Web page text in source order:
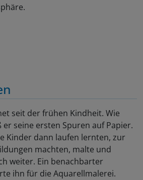
seit der frühen Kindheit. Wie
seine ersten Spuren auf Papier.
Kinder dann laufen lernten, zur
machten, malte und
weiter. Ein benachbarter
ihn für die Aquarellmalerei.